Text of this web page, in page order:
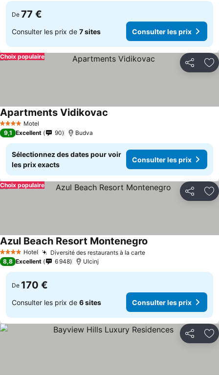
De 77 €
Consulter les prix de 7 sites Consulter les prix
Partager
Choix populaire
4 Étoiles Motel
Apartments Vidikovac
9,1 Excellent 90 Budva
Sélectionnez des dates pour voir
les prix exacts
Consulter les prix
Partager
Choix populaire
4 Étoiles Hotel Diversité des restaurants à la carte
Azul Beach Resort Montenegro
8,8 Excellent 6 948 Ulcinj
De 170 €
Consulter les prix de 6 sites Consulter les prix
Partager